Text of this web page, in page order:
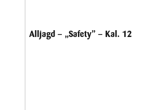
Alljagd – „Safety” – Kal. 12